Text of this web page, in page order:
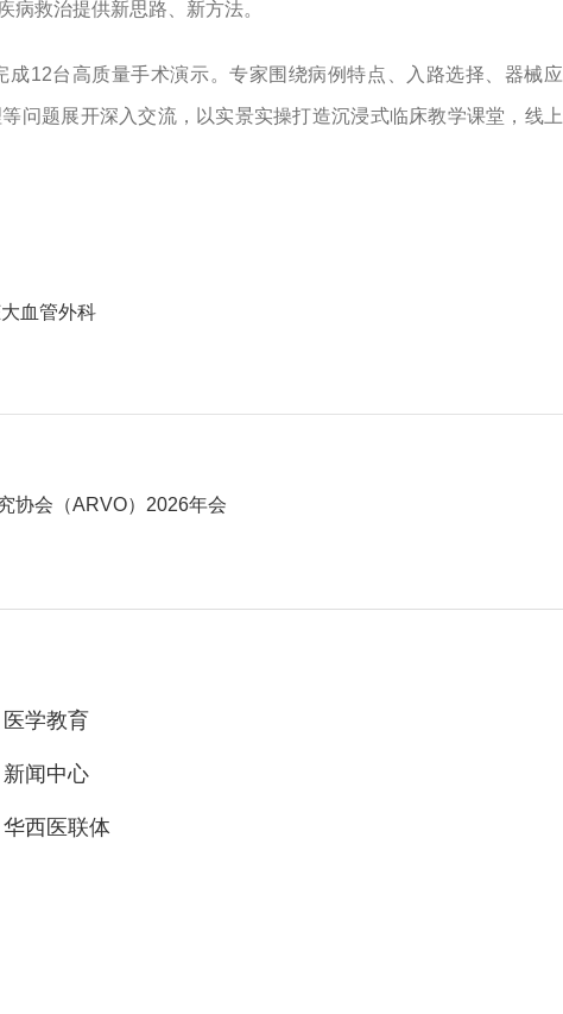
病救治提供新思路、新方法。
12台高质量手术演示。专家围绕病例特点、入路选择、器械应
问题展开深入交流，以实景实操打造沉浸式临床教学课堂，线上
血管外科
协会（ARVO）2026年会
医学教育
新闻中心
华西医联体